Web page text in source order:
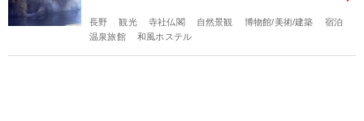
長野 観光 寺社仏閣 自然景観 博物館/美術/建築
宿泊
温泉旅館
和風ホステル